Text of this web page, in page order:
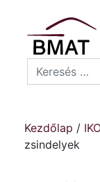
Search
Kezdőlap /
zsindelyek